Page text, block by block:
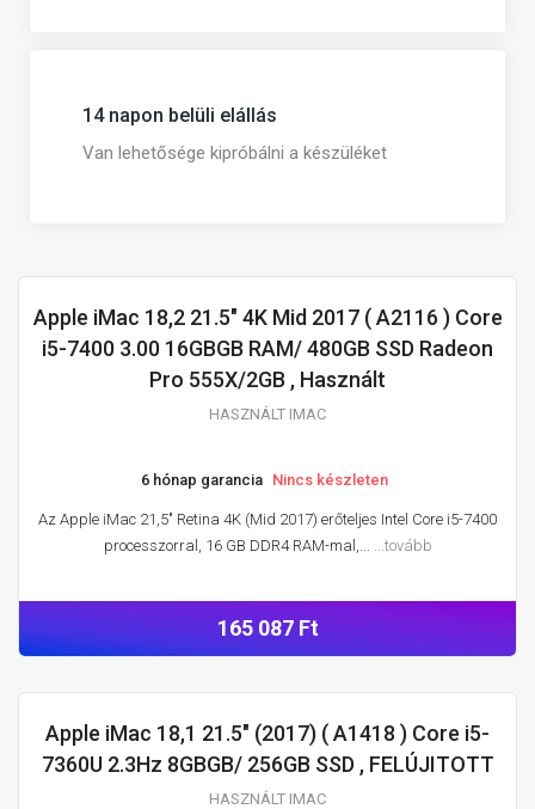
14 napon belüli elállás
Van lehetősége kipróbálni a készüléket
HASZNÁLT IMAC
Apple iMac 18,2 21.5" 4K Mid 2017 ( A2116 ) Core
i5-7400 3.00 16GBGB RAM/ 480GB SSD Radeon
Pro 555X/2GB , Használt
HASZNÁLT IMAC
6 hónap garancia Nincs készleten
Az Apple iMac 21,5″ Retina 4K (Mid 2017) erőteljes Intel Core i5-7400
processzorral, 16 GB DDR4 RAM-mal,... ...tovább
165 087 Ft
HASZNÁLT IMAC
Apple iMac 18,1 21.5" (2017) ( A1418 ) Core i5-
7360U 2.3Hz 8GBGB/ 256GB SSD , FELÚJITOTT
HASZNÁLT IMAC